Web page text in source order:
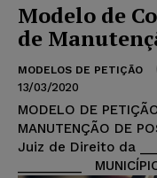
Modelo de
de
MODELOS DE PETIÇÃO
13/03/2020
MODELO DE
MANUTENÇÃO DE
Juiz de Direito da
_________